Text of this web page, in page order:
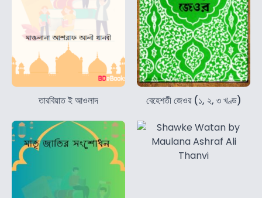
তারবিয়াত ই আওলাদ বেহেশতী জেওর (১, ২, ৩ খণ্ড)